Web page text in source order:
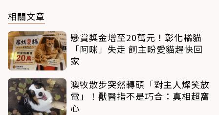
相關文章
懸賞獎金增至20萬元！彰化橘貓
「阿咪」失走 飼主盼愛貓趕快回
家
澳牧散步突然轉頭「對主人燦笑放
電」！獸醫指不是巧合：真相超窩
心